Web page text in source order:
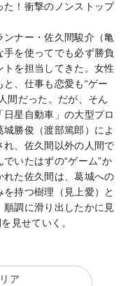
た！衝撃のノンストップ
ナー・佐久間駿介（亀
を使ってでも必ず勝負
を担当してきた。女性
、仕事も恋愛も“ゲー
間だった。だが、そん
星自動車」の大型プロ
勝俊（渡部篤郎）によ
れ、佐久間以外の人間で
いたはずの“ゲーム”か
れた佐久間は、葛城への
持つ樹理（見上愛）と
調に滑り出したかに見
見せていく。
ア